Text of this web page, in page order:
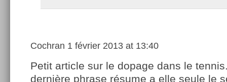
Cochran 1 février 2013 at 13:40
Petit article sur le dopage dans le
dernière phrase résume a elle seule le